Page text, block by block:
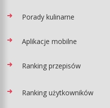
Porady kulinarne
Aplikacje mobilne
Ranking przepisów
Ranking użytkowników